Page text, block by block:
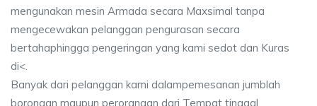
mengunakan mesin Armada secara Maxsimal tanpa
mengecewakan pelanggan pengurasan secara
bertahaphingga pengeringan yang kami sedot dan Kuras
di<.
Banyak dari pelanggan kami dalampemesanan jumblah
borongan maupun perorangan dari Tempat tinggal